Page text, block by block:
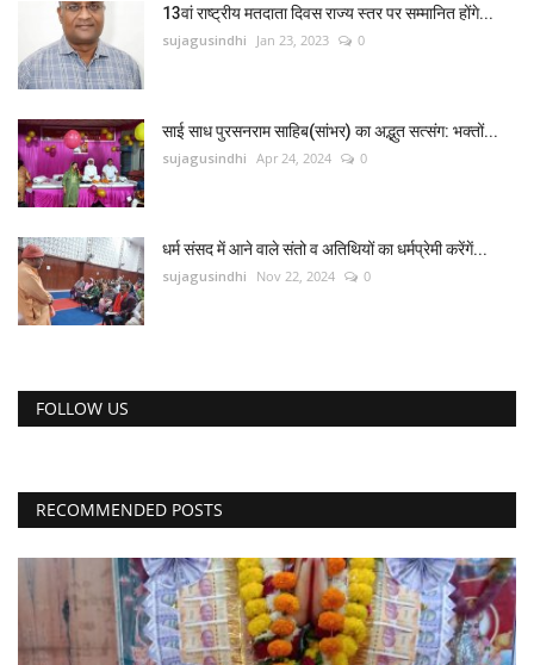
13वां राष्ट्रीय मतदाता दिवस राज्य स्तर पर सम्मानित होंगे...
sujagusindhi Jan 23, 2023 0
साई साध पुरसनराम साहिब(सांभर) का अद्भुत सत्संग: भक्तों...
sujagusindhi Apr 24, 2024 0
धर्म संसद में आने वाले संतो व अतिथियों का धर्मप्रेमी करेंगें...
sujagusindhi Nov 22, 2024 0
FOLLOW US
RECOMMENDED POSTS